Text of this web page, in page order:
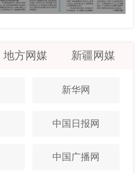
地方网媒 新疆网媒
新华网
中国日报网
中国广播网